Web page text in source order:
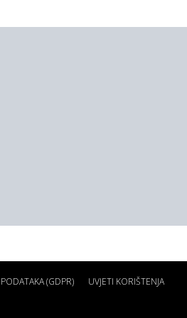
(GDPR) UVJETI KORIŠTENJA